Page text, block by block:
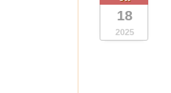
18
2025